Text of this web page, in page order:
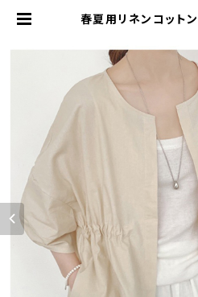
春夏用リネンコット